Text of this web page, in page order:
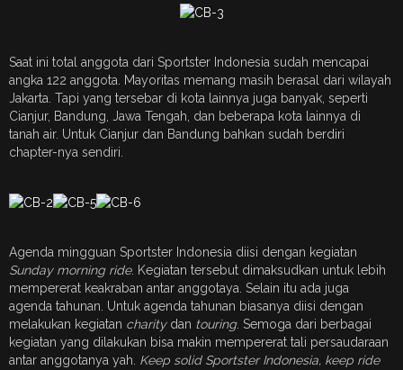
Saat ini total anggota dari Sportster Indonesia sudah mencapai
angka 122 anggota. Mayoritas memang masih berasal dari wilayah
Jakarta. Tapi yang tersebar di kota lainnya juga banyak, seperti
Cianjur, Bandung, Jawa Tengah, dan beberapa kota lainnya di
tanah air. Untuk Cianjur dan Bandung bahkan sudah berdiri
chapter-nya sendiri.
Agenda mingguan Sportster Indonesia diisi dengan kegiatan
Sunday morning ride. Kegiatan tersebut dimaksudkan untuk lebih
mempererat keakraban antar anggotaya. Selain itu ada juga
agenda tahunan. Untuk agenda tahunan biasanya diisi dengan
melakukan kegiatan charitydan touring. Semoga dari berbagai
kegiatan yang dilakukan bisa makin mempererat tali persaudaraan
antar anggotanya yah. Keep solid Sportster Indonesia, keep ride